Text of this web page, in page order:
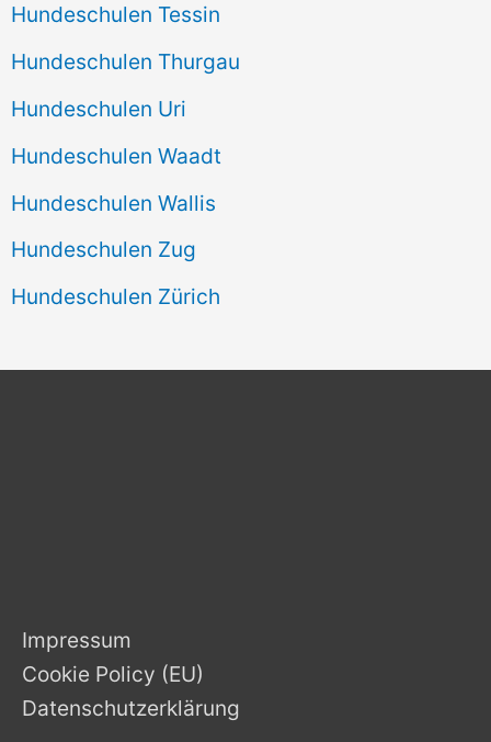
Hundeschulen Tessin
Hundeschulen Thurgau
Hundeschulen Uri
Hundeschulen Waadt
Hundeschulen Wallis
Hundeschulen Zug
Hundeschulen Zürich
Impressum
Cookie Policy (EU)
Datenschutzerklärung